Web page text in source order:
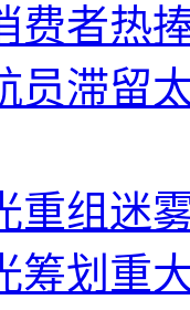
费者热
员滞留
重组迷
筹划重